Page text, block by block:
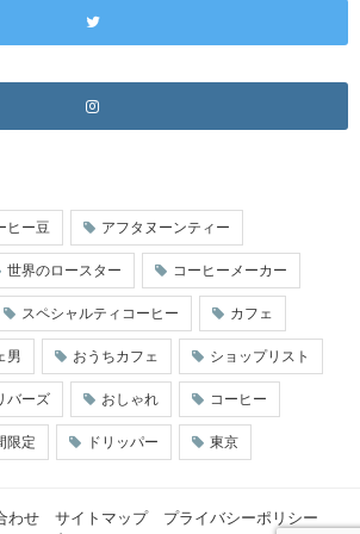
ヒー豆 アフタヌーンティー
世界のロースター コーヒーメーカー
スペシャルティコーヒー カフェ
男 おうちカフェ ショップリスト
バーズ おしゃれ コーヒー
限定 ドリッパー 東京
わせ サイトマップ
プライバシーポリシー